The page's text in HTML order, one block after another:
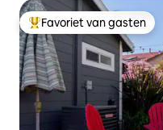
Topfavoriet van gasten
Favoriet van gasten